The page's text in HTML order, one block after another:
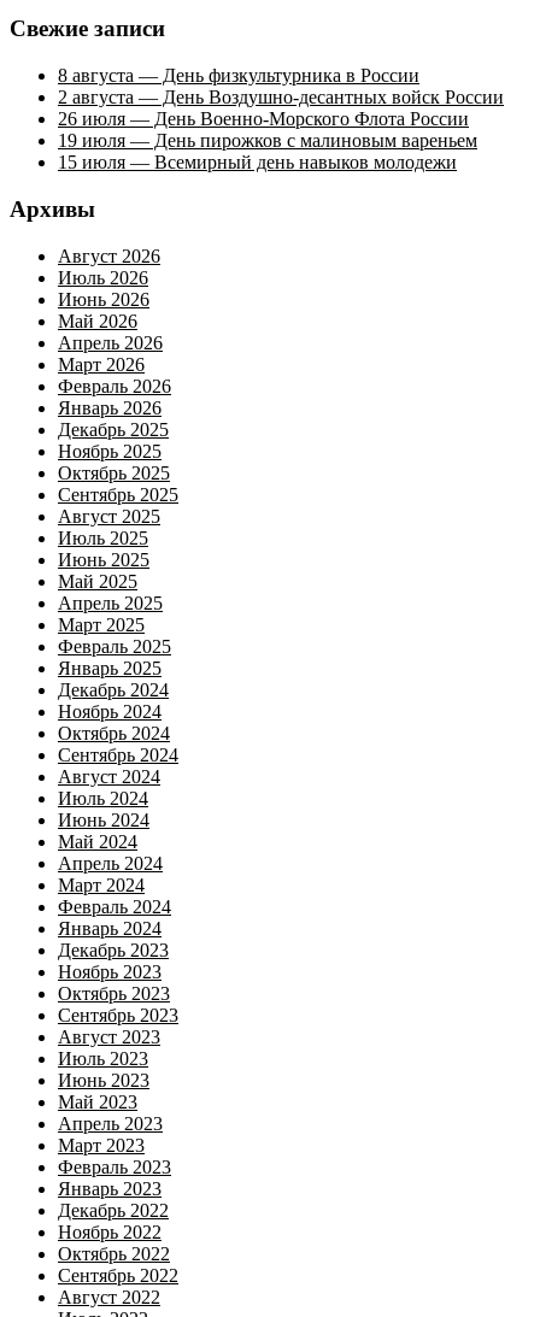
Свежие записи
8 августа — День физкультурника в России
2 августа — День Воздушно-десантных войск России
26 июля — День Военно-Морского Флота России
19 июля — День пирожков с малиновым вареньем
15 июля — Всемирный день навыков молодежи
Архивы
Август 2026
Июль 2026
Июнь 2026
Май 2026
Апрель 2026
Март 2026
Февраль 2026
Январь 2026
Декабрь 2025
Ноябрь 2025
Октябрь 2025
Сентябрь 2025
Август 2025
Июль 2025
Июнь 2025
Май 2025
Апрель 2025
Март 2025
Февраль 2025
Январь 2025
Декабрь 2024
Ноябрь 2024
Октябрь 2024
Сентябрь 2024
Август 2024
Июль 2024
Июнь 2024
Май 2024
Апрель 2024
Март 2024
Февраль 2024
Январь 2024
Декабрь 2023
Ноябрь 2023
Октябрь 2023
Сентябрь 2023
Август 2023
Июль 2023
Июнь 2023
Май 2023
Апрель 2023
Март 2023
Февраль 2023
Январь 2023
Декабрь 2022
Ноябрь 2022
Октябрь 2022
Сентябрь 2022
Август 2022